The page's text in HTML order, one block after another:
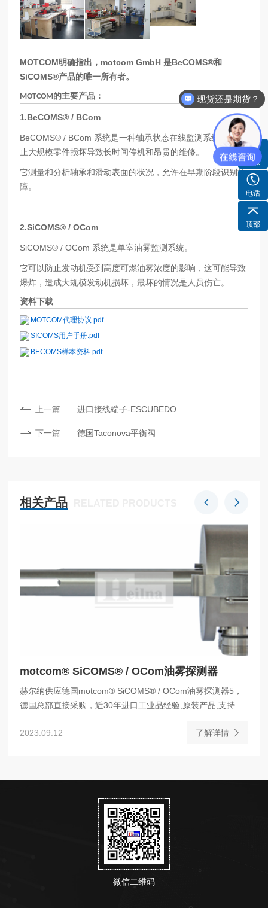
MOTCOM明确指出， motcom GmbH是BeCOMS®和
SiCOMS®产品的唯一所有者。
MOTCOM的主要产品：
1.BeCOMS® / BCom
BeCOMS® / BCom 系统是一种轴承状态在线监测系统，可防
止大规模零件损坏导致长时间停机和昂贵的维修。
它测量和分析轴承和滑动表面的状况，允许在早期阶段识别故
障。
2.SiCOMS® / OCom
SiCOMS® / OCom 系统是单室油雾监测系统。
它可以防止发动机受到高度可燃油雾浓度的影响，这可能导致
爆炸，造成大规模发动机损坏，最坏的情况是人员伤亡。
资料下载
MOTCOM代理协议.pdf
SICOMS用户手册.pdf
BECOMS样本资料.pdf
上一篇 进口接线端子-ESCUBEDO
下一篇 德国Taconova平衡阀
相关产品
motcom® SiCOMS® / OCom油雾探测器
赫尔纳供应德国motcom® SiCOMS® / OCom油雾探测器5，
德国总部直接采购，近30年进口工业品经验,原装产品,支持选
格优，在中国设有8大办事处提供相关售后服务。
2023.09.12 了解详情
微信二维码
客服
电话
顶部
现货还是期货？